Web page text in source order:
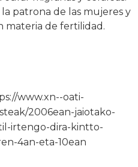
patrona de las mujeres y
materia de fertilidad.
www.xn--oati-
2006ean-jaiotako-
irtengo-dira-kintto-
4an-eta-10ean